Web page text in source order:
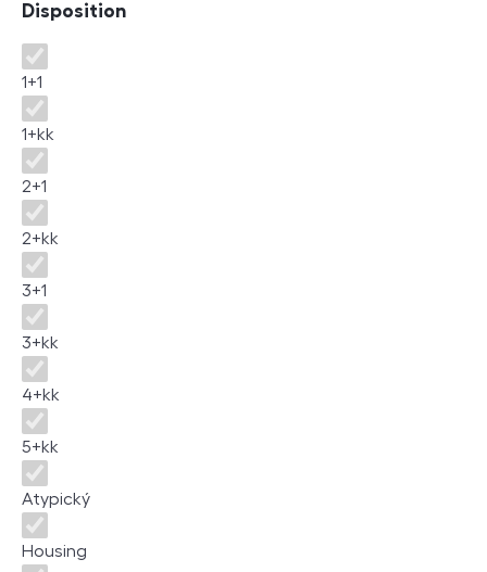
Disposition
Disposition
1+1
1+kk
2+1
2+kk
3+1
3+kk
4+kk
5+kk
Atypický
Housing